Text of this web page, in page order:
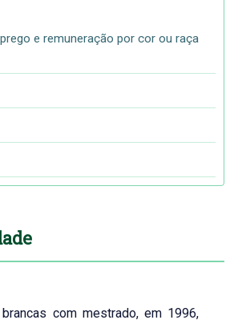
e remuneração por cor ou raça
com mestrado, em 1996,